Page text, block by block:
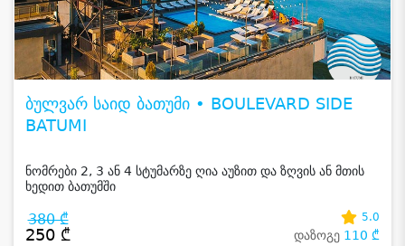
ბულვარ საიდ ბათუმი • BOULEVARD SIDE
BATUMI
ნომრები 2, 3 ან 4 სტუმარზე ღია აუზით და ზღვის ან მთის
ხედით ბათუმში
380 ₾
250 ₾
5.0
დაზოგე 110 ₾